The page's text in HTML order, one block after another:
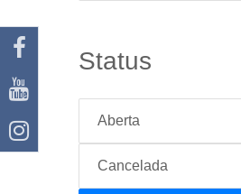
Status
Aberta
Cancelada